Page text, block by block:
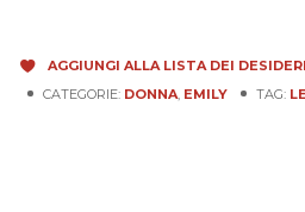
AGGIUNGI ALLA LISTA DEI DESIDERI
CATEGORIE: DONNA, EMILY TAG: